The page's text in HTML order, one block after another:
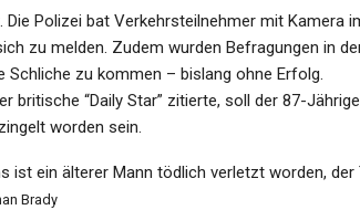
Polizei bat Verkehrsteilnehmer mit Kamera
zu melden. Zudem wurden Befragungen in
zu kommen – bislang ohne Erfolg.
britische “Daily Star” zitierte, soll der 87-
worden sein.
ist ein älterer Mann tödlich verletzt worden, der
Brady
KULTUR
„Schweren